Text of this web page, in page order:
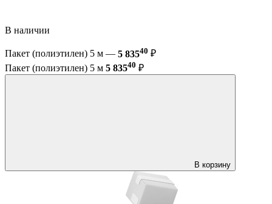
В наличии
Пакет (полиэтилен) 5 м — 5 83540 ₽
Пакет (полиэтилен) 5 м 5 83540 ₽
В корзину